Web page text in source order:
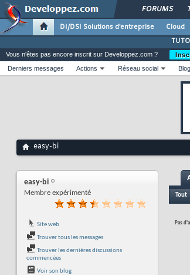
FORUMS
DI/DSI Solutions d'entreprise Cloud
Vous n'êtes pas encore inscrit sur Developpez.com ?
Derniers messages
Actions Réseau social
easy-bi
easy-bi
Membre expérimenté
Site web
Trouver tous les messages
Trouver les dernières discussions
commencées
Voir son blog
Tout
Pas